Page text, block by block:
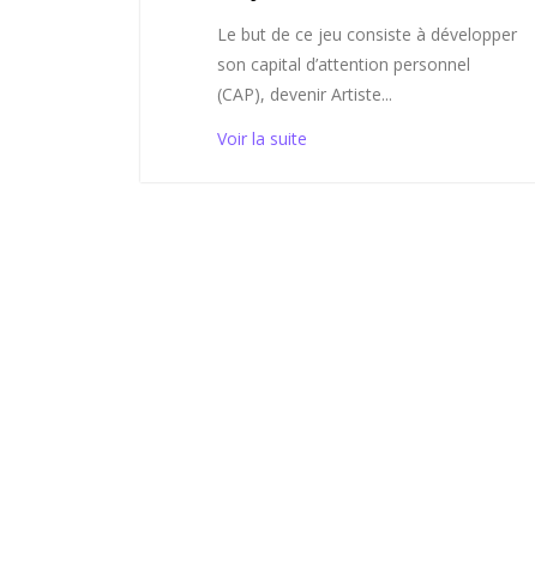
Le but de ce jeu consiste à développer
son capital d’attention personnel
(CAP), devenir Artiste...
Voir la suite